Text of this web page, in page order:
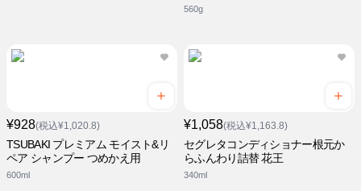
560g
¥928(税込¥1,020.8)
TSUBAKI プレミアム モイスト&リ
ペア シャンプー つめかえ用
600ml
¥1,058(税込¥1,163.8)
セグレタコンディショナー根元か
らふんわり詰替 花王
340ml